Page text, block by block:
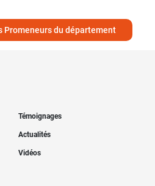
Promeneurs du département
Témoignages
Actualités
Vidéos